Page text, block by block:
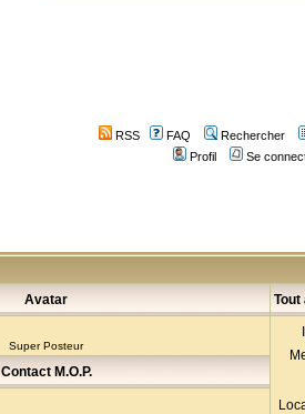
RSS FAQ
Rechercher
Profil
Se
Avatar Tout
Super Posteur
Contact M.O.P.